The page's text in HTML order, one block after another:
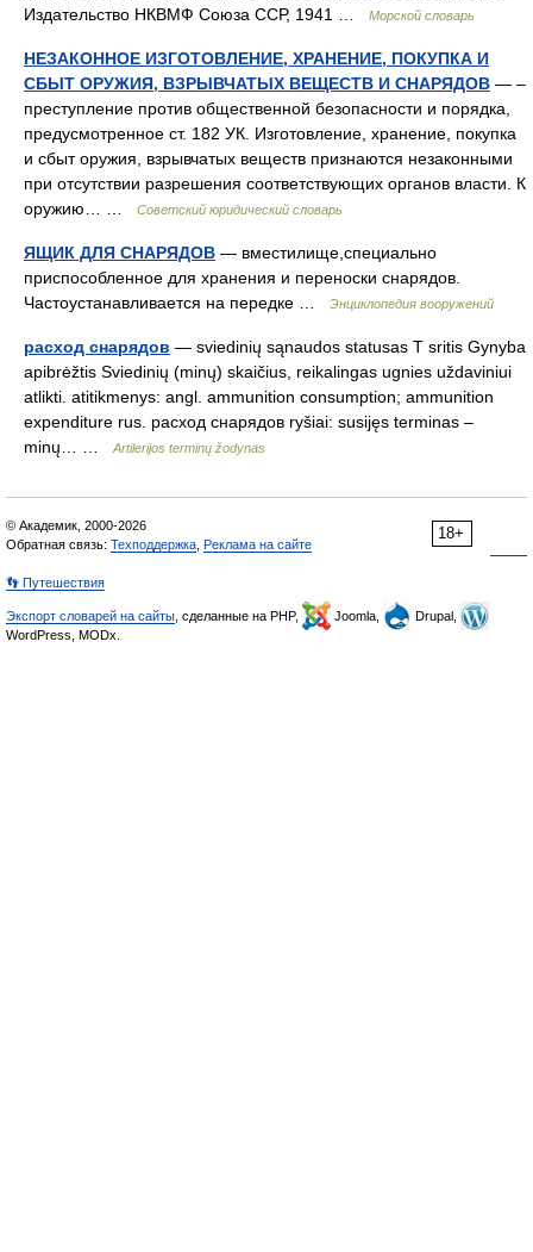
Издательство НКВМФ Союза ССР, 1941 …
Морской словарь
НЕЗАКОННОЕ ИЗГОТОВЛЕНИЕ, ХРАНЕНИЕ, ПОКУПКА И
СБЫТ ОРУЖИЯ, ВЗРЫВЧАТЫХ ВЕЩЕСТВ И СНАРЯДОВ — –
преступление против общественной безопасности и порядка,
предусмотренное ст. 182 УК. Изготовление, хранение, покупка
и сбыт оружия, взрывчатых веществ признаются незаконными
при отсутствии разрешения соответствующих органов власти. К
оружию… …
Советский юридический словарь
ЯЩИК ДЛЯ СНАРЯДОВ — вместилище,специально
приспособленное для хранения и переноски снарядов.
Частоустанавливается на передке …
Энциклопедия вооружений
расход снарядов — sviedinių sąnaudos statusas T sritis Gynyba
apibrėžtis Sviedinių (minų) skaičius, reikalingas ugnies uždaviniui
atlikti. atitikmenys: angl. ammunition consumption; ammunition
expenditure rus. расход снарядов ryšiai: susijęs terminas –
minų… …
Artilerijos terminų žodynas
18+
© Академик, 2000-2026
Обратная связь: Техподдержка Реклама на сайте
👣 Путешествия
Экспорт словарей на сайты , сделанные на PHP, Joomla,
Drupal,
WordPress, MODx.